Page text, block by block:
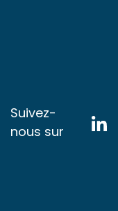
Suivez-
nous sur